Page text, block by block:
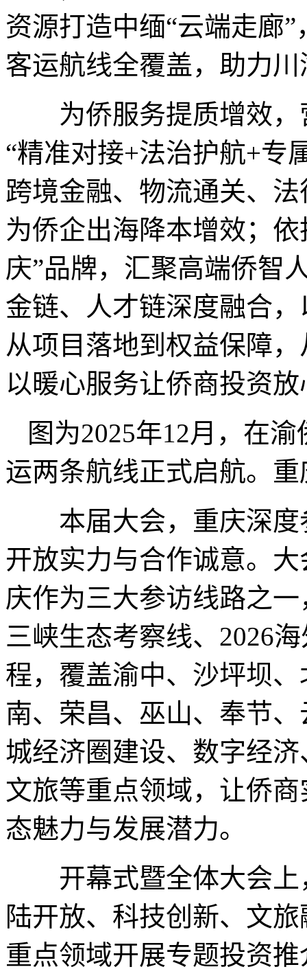
资源打造中缅“云端走廊
客运航线全覆盖，助力
为侨服务提质增效，
“精准对接+法治护航+专
跨境金融、物流通关、
为侨企出海降本增效；依
庆”品牌，汇聚高端侨智
金链、人才链深度融合
从项目落地到权益保障
以暖心服务让侨商投资
图为2025年12月，在
运两条航线正式启航。
本届大会，重庆深度
开放实力与合作诚意。大
庆作为三大参访线路之
三峡生态考察线、2026
程，覆盖渝中、沙坪坝
南、荣昌、巫山、奉节
城经济圈建设、数字经
文旅等重点领域，让侨
态魅力与发展潜力。
开幕式暨全体大会上
陆开放、科技创新、文
重点领域开展专题投资